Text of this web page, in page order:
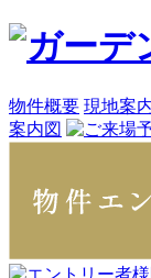
物件概要 現地案
案内図